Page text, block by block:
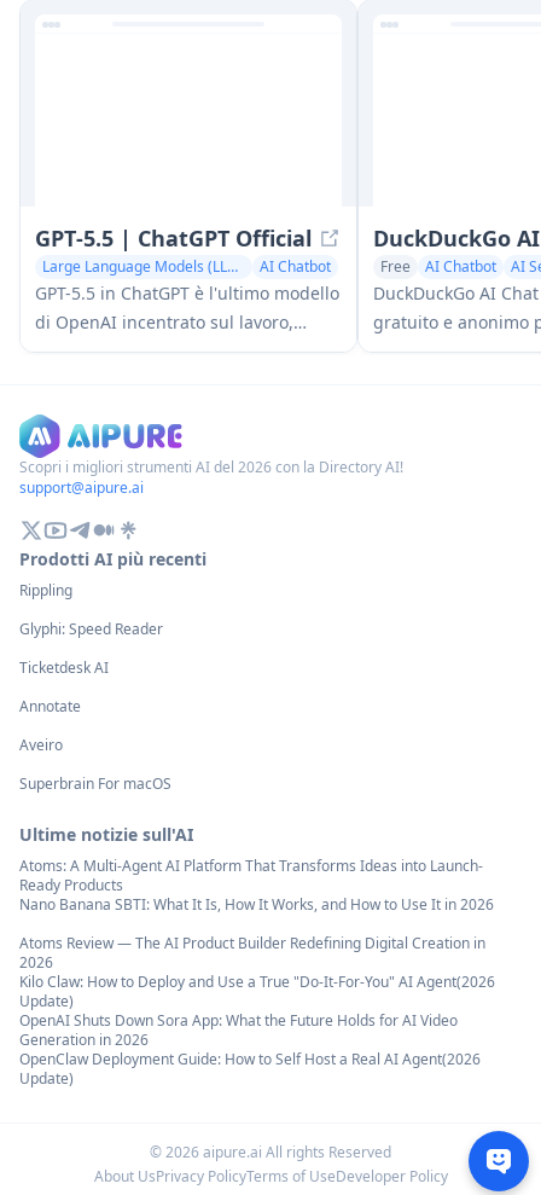
GPT‑5.5 | ChatGPT Official
Large Language Models (LLMs) AI Chatbot
GPT-5.5 in ChatGPT è l'ultimo modello
di OpenAI incentrato sul lavoro,
progettato per comprendere obiettivi
lavoro e portare a termine compiti a
più fasi (codifica, ricerca, documenti,
fogli di calcolo) con salvaguardie più
robuste.
DuckDuckGo
Free AI Chatbot AI
DuckDuckGo AI
gratuito e anonimo
popolari chatbot AI
Scopri i migliori strumenti AI del 2026 con la Directory AI!
support@aipure.ai
Prodotti AI più recenti
Rippling
Glyphi: Speed Reader
Ticketdesk AI
Annotate
Aveiro
Superbrain For macOS
Ultime notizie sull'AI
Atoms: A Multi-Agent AI Platform That Transforms Ideas into Launch-
Ready Products
Nano Banana SBTI: What It Is, How It Works, and How to Use It in 2026
Atoms Review — The AI Product Builder Redefining Digital Creation in
2026
Kilo Claw: How to Deploy and Use a True "Do‑It‑For‑You" AI Agent(2026
Update)
OpenAI Shuts Down Sora App: What the Future Holds for AI Video
Generation in 2026
OpenClaw Deployment Guide: How to Self Host a Real AI Agent(2026
Update)
©2026aipure.ai All rights Reserved
About UsPrivacy PolicyTerms of UseDeveloper Policy